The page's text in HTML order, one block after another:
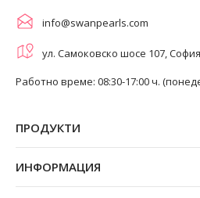
info@swanpearls.com
ул. Самоковско шосе 107,
Работно време: 08:30-17:00 ч.
ПРОДУКТИ
ИНФОРМАЦИЯ